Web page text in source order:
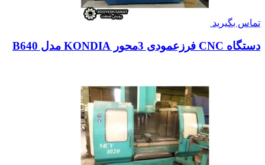
تماس بگیرید
دستگاه CNC فرزعمودی 3محور KONDIA مدل B640